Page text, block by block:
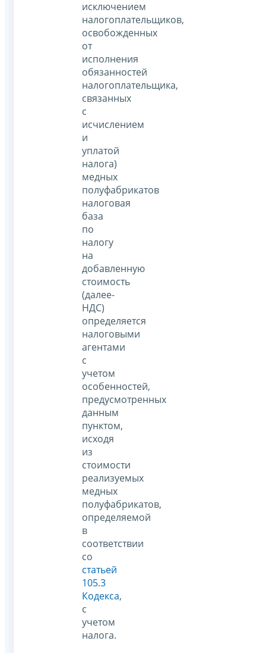
исключением
налогоплательщиков,
освобожденных
от
исполнения
обязанностей
налогоплательщика,
связанных
с
исчислением
и
уплатой
налога)
медных
полуфабрикатов
налоговая
база
по
налогу
на
добавленную
стоимость
(далее-
НДС)
определяется
налоговыми
агентами
с
учетом
особенностей,
предусмотренных
данным
пунктом,
исходя
из
стоимости
реализуемых
медных
полуфабрикатов,
определяемой
в
соответствии
со
статьей
105.3
Кодекса,
с
учетом
налога.